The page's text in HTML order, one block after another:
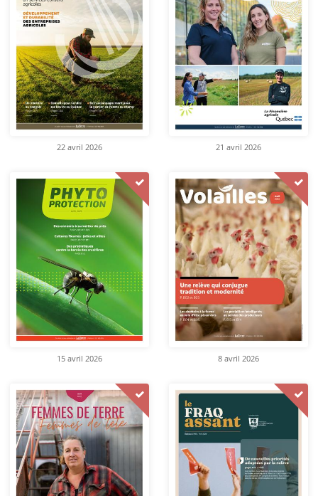
22 avril 2026 21 avril 2026
15 avril 2026 8 avril 2026